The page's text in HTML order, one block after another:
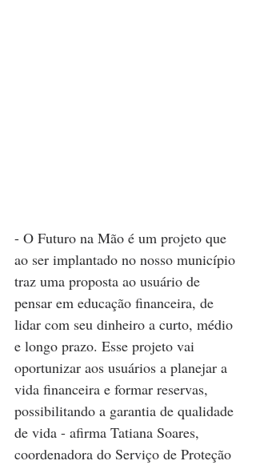
- O Futuro na Mão é um projeto que
ao ser implantado no nosso município
traz uma proposta ao usuário de
pensar em educação financeira, de
lidar com seu dinheiro a curto, médio
e longo prazo. Esse projeto vai
oportunizar aos usuários a planejar a
vida financeira e formar reservas,
possibilitando a garantia de qualidade
de vida - afirma Tatiana Soares,
coordenadora do Serviço de Proteção